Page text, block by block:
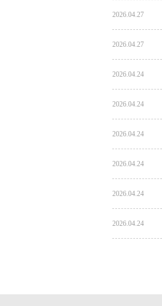
2026.04.27
2026.04.27
2026.04.24
2026.04.24
2026.04.24
2026.04.24
2026.04.24
2026.04.24